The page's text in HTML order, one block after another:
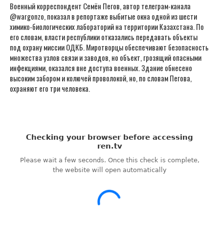
Военный корреспондент Семён Пегов, автор телеграм-канала
@wargonzo, показал в репортаже выбитые окна одной из шести
химико-биологических лабораторий на территории Казахстана. По
его словам, власти республики отказались передавать объекты
под охрану миссии ОДКБ. Миротворцы обеспечивают безопасность
множества узлов связи и заводов, но объект, грозящий опасными
инфекциями, оказался вне доступа военных. Здание обнесено
высоким забором и колючей проволокой, но, по словам Пегова,
охраняют его три человека.